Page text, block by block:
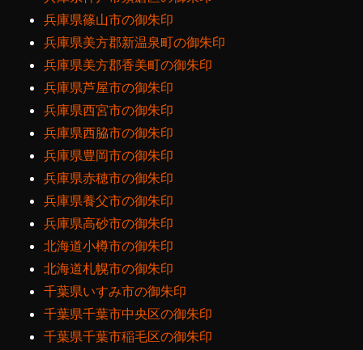
兵庫県篠山市の御朱印
兵庫県美方郡新温泉町の御朱印
兵庫県美方郡香美町の御朱印
兵庫県芦屋市の御朱印
兵庫県西宮市の御朱印
兵庫県西脇市の御朱印
兵庫県豊岡市の御朱印
兵庫県赤穂市の御朱印
兵庫県養父市の御朱印
兵庫県高砂市の御朱印
北海道小樽市の御朱印
北海道札幌市の御朱印
千葉県いすみ市の御朱印
千葉県千葉市中央区の御朱印
千葉県千葉市稲毛区の御朱印